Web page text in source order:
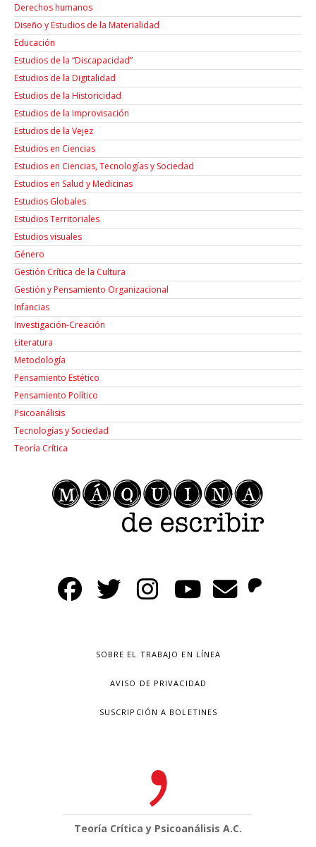
Derechos humanos
Diseño y Estudios de la Materialidad
Educación
Estudios de la “Discapacidad”
Estudios de la Digitalidad
Estudios de la Historicidad
Estudios de la Improvisación
Estudios de la Vejez
Estudios en Ciencias
Estudios en Ciencias, Tecnologías y Sociedad
Estudios en Salud y Medicinas
Estudios Globales
Estudios Territoriales
Estudios visuales
Género
Gestión Crítica de la Cultura
Gestión y Pensamiento Organizacional
Infancias
Investigación-Creación
Łiteratura
Metodología
Pensamiento Estético
Pensamiento Político
Psicoanálisis
Tecnologías y Sociedad
Teoría Crítica
SOBRE EL TRABAJO EN LÍNEA
AVISO DE PRIVACIDAD
SUSCRIPCIÓN A BOLETINES
Teoría Crítica y Psicoanálisis A.C.